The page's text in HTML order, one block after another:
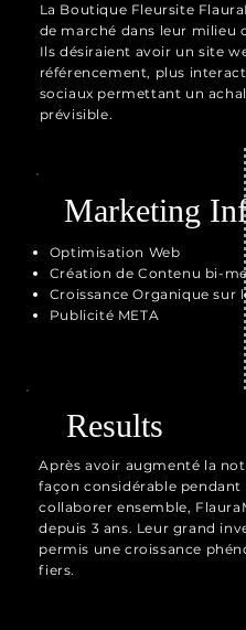
La Boutique Fleursite
de marché dans leur milieu
Ils désiraient avoir un site
référencement, plus
sociaux permettant un
prévisible.
Marketing
Optimisation Web
Création de Contenu bi-
Croissance Organique sur
Publicité META
Results
Après avoir augmenté la
façon considérable
collaborer ensemble,
depuis 3 ans. Leur grand
permis une croissance
fiers.